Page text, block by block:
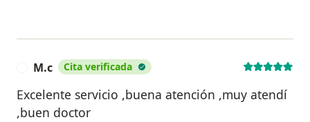
M.c Cita verificada
Excelente servicio ,buena atención ,muy atendí
,buen doctor